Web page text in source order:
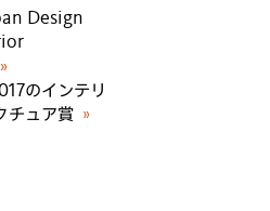
Design
»
のインテリ
チュア賞
»